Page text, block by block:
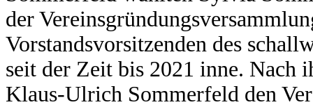
der
Vorstandsvorsitzenden des
seit der Zeit bis 2021 inne. Nach
Klaus-Ulrich Sommerfeld den